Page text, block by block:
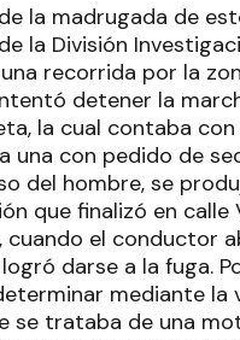
la madrugada de
la División
recorrida por la
detener la
la cual contaba
una con pedido de
del hombre, se
que finalizó en
cuando el conductor
darse a la fuga.
mediante la
se trataba de una